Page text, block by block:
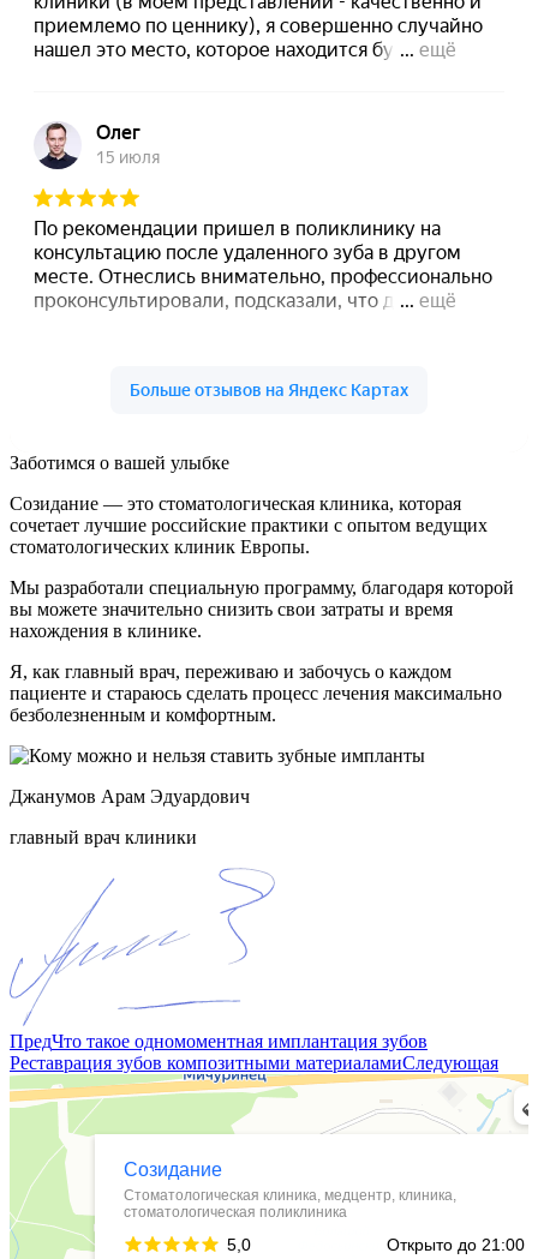
Заботимся о вашей улыбке
Созидание — это стоматологическая клиника, которая
сочетает лучшие российские практики с опытом ведущих
стоматологических клиник Европы.
Мы разработали специальную программу, благодаря которой
вы можете значительно снизить свои затраты и время
нахождения в клинике.
Я, как главный врач, переживаю и забочусь о каждом
пациенте и стараюсь сделать процесс лечения максимально
безболезненным и комфортным.
Джанумов Арам Эдуардович
главный врач клиники
ПредЧто такое одномоментная имплантация зубов
Реставрация зубов композитными материаламиСледующая